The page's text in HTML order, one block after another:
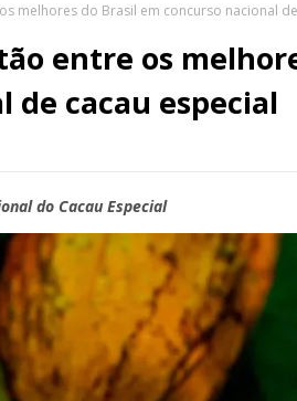
melhores do Brasil em concurso nacional
entre os
de cacau especial
do Cacau Especial